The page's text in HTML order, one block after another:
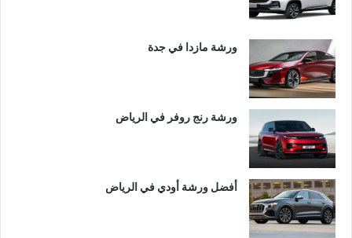
ورشة مازدا في جدة
ورشة رنج روفر في الرياض
أفضل ورشة أودي في الرياض